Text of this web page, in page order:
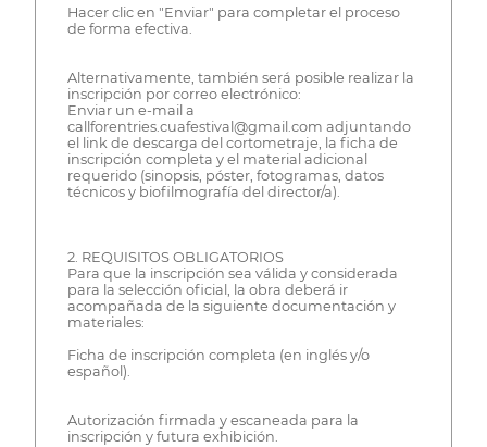
Hacer clic en "Enviar" para completar el proceso
de forma efectiva.
Alternativamente, también será posible realizar la
inscripción por correo electrónico:
Enviar un e-mail a
callforentries.cuafestival@gmail.com adjuntando
el link de descarga del cortometraje, la ficha de
inscripción completa y el material adicional
requerido (sinopsis, póster, fotogramas, datos
técnicos y biofilmografía del director/a).
2. REQUISITOS OBLIGATORIOS
Para que la inscripción sea válida y considerada
para la selección oficial, la obra deberá ir
acompañada de la siguiente documentación y
materiales:
Ficha de inscripción completa (en inglés y/o
español).
Autorización firmada y escaneada para la
inscripción y futura exhibición.